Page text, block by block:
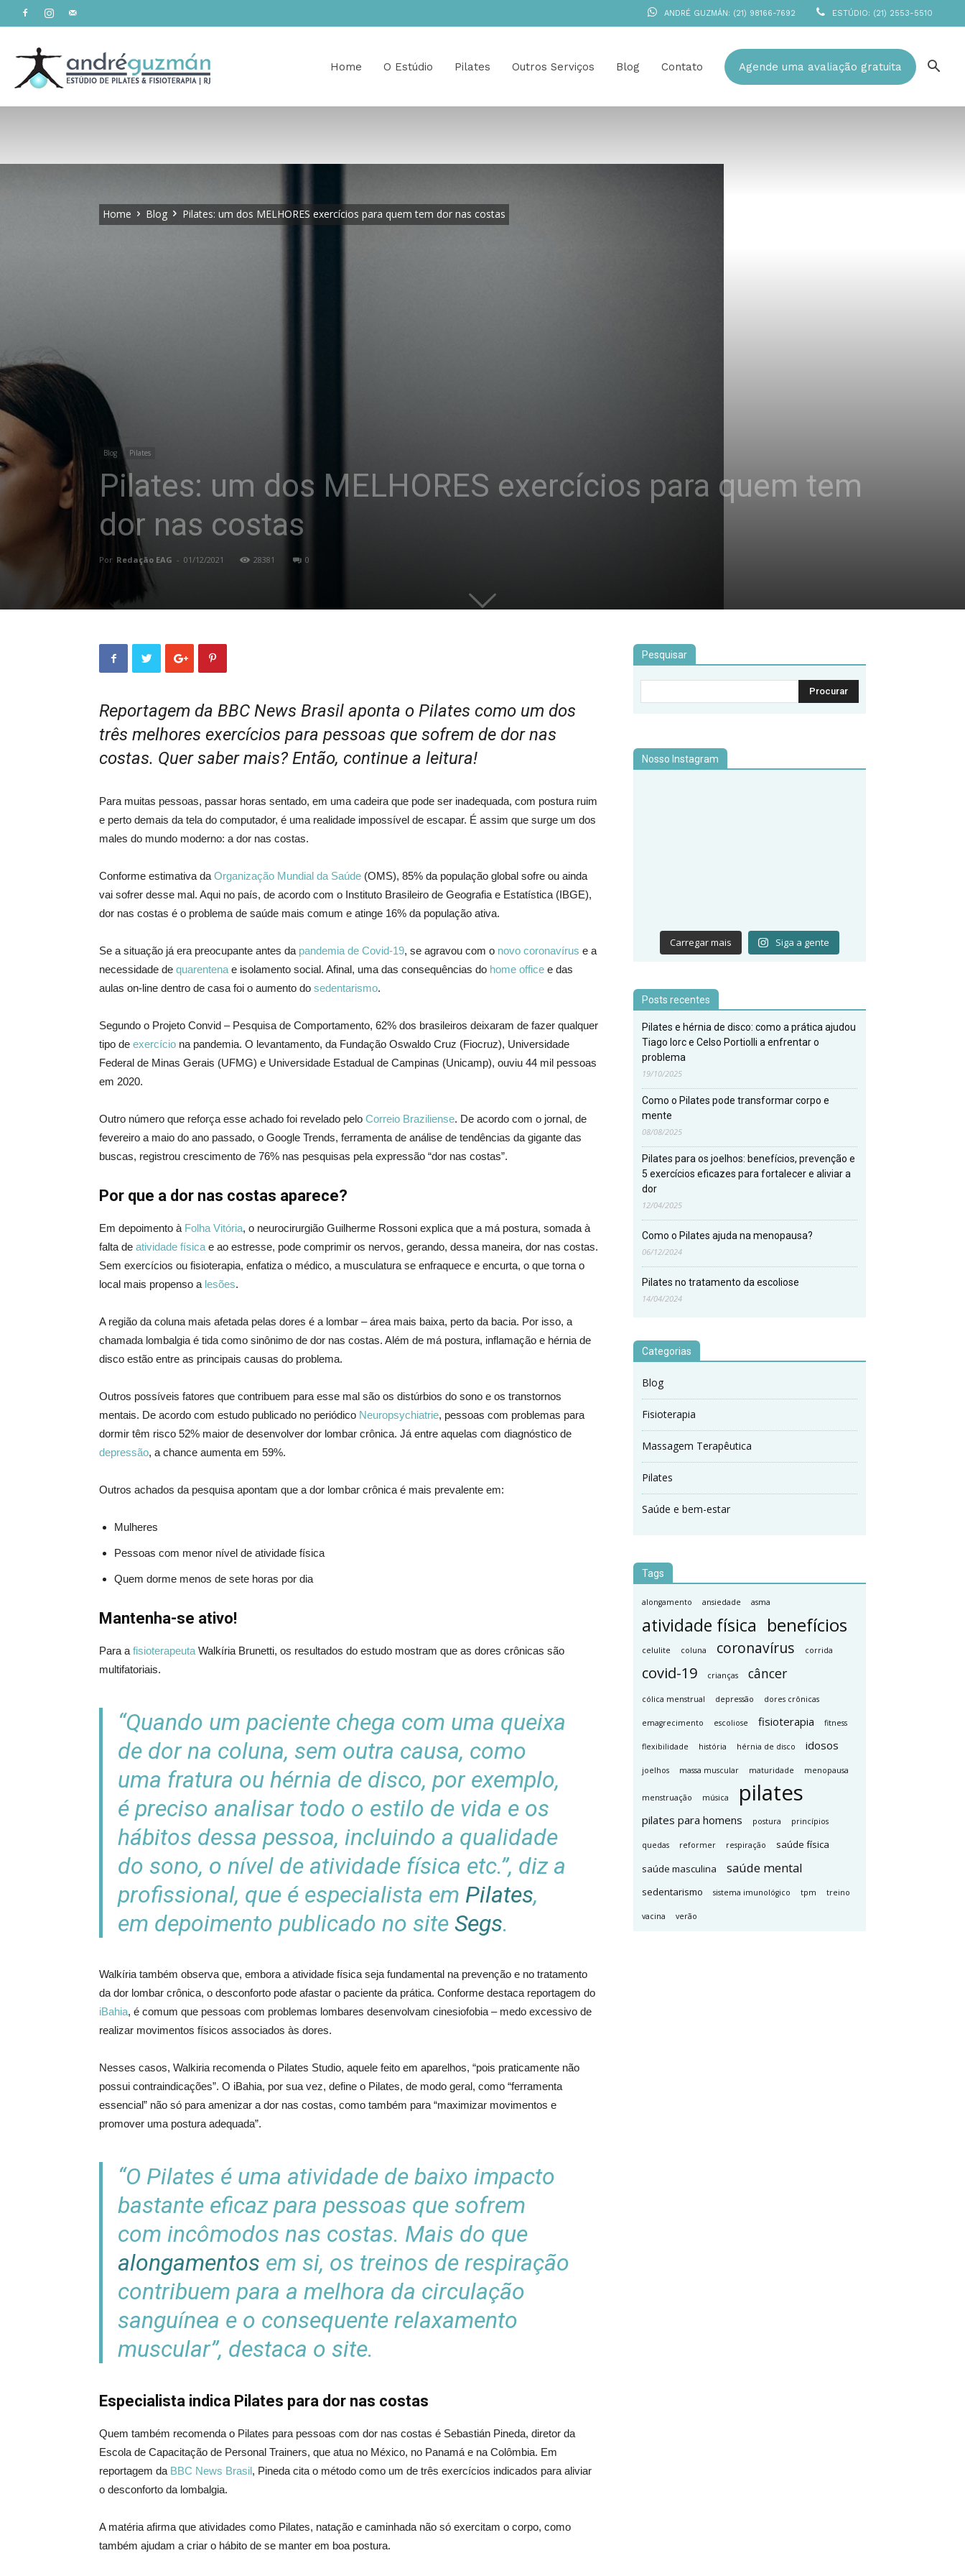
ANDRÉ GUZMÁN: (21) 98166-7692 ESTÚDIO: (21) 2553-5510
Estúdio
Guzmán
Home O Estúdio Pilates Outros Serviços Blog Contato Agende uma avaliação gratuita
Home Blog Pilates: um dos MELHORES exercícios para quem tem dor nas costas
Blog Pilates
Pilates: um dos MELHORES exercícios para quem tem
dor nas costas
Por Redação EAG - 01/12/2021 28381 0
Reportagem da BBC News Brasil aponta o Pilates como um dos
três melhores exercícios para pessoas que sofrem de dor nas
costas. Quer saber mais? Então, continue a leitura!
Para muitas pessoas, passar horas sentado, em uma cadeira que pode ser inadequada, com postura ruim
e perto demais da tela do computador, é uma realidade impossível de escapar. É assim que surge um dos
males do mundo moderno: a dor nas costas.
Conforme estimativa da Organização Mundial da Saúde (OMS), 85% da população global sofre ou ainda
vai sofrer desse mal. Aqui no país, de acordo com o Instituto Brasileiro de Geografia e Estatística (IBGE),
dor nas costas é o problema de saúde mais comum e atinge 16% da população ativa.
Se a situação já era preocupante antes da pandemia de Covid-19, se agravou com o novo coronavírus e a
necessidade de quarentena e isolamento social. Afinal, uma das consequências do home office e das
aulas on-line dentro de casa foi o aumento do sedentarismo.
Segundo o Projeto Convid – Pesquisa de Comportamento, 62% dos brasileiros deixaram de fazer qualquer
tipo de exercício na pandemia. O levantamento, da Fundação Oswaldo Cruz (Fiocruz), Universidade
Federal de Minas Gerais (UFMG) e Universidade Estadual de Campinas (Unicamp), ouviu 44 mil pessoas
em 2020.
Outro número que reforça esse achado foi revelado pelo Correio Braziliense. De acordo com o jornal, de
fevereiro a maio do ano passado, o Google Trends, ferramenta de análise de tendências da gigante das
buscas, registrou crescimento de 76% nas pesquisas pela expressão “dor nas costas”.
Por que a dor nas costas aparece?
Em depoimento à Folha Vitória, o neurocirurgião Guilherme Rossoni explica que a má postura, somada à
falta de atividade física e ao estresse, pode comprimir os nervos, gerando, dessa maneira, dor nas costas.
Sem exercícios ou fisioterapia, enfatiza o médico, a musculatura se enfraquece e encurta, o que torna o
local mais propenso a lesões.
A região da coluna mais afetada pelas dores é a lombar – área mais baixa, perto da bacia. Por isso, a
chamada lombalgia é tida como sinônimo de dor nas costas. Além de má postura, inflamação e hérnia de
disco estão entre as principais causas do problema.
Outros possíveis fatores que contribuem para esse mal são os distúrbios do sono e os transtornos
mentais. De acordo com estudo publicado no periódico Neuropsychiatrie, pessoas com problemas para
dormir têm risco 52% maior de desenvolver dor lombar crônica. Já entre aquelas com diagnóstico de
depressão, a chance aumenta em 59%.
Outros achados da pesquisa apontam que a dor lombar crônica é mais prevalente em:
Mulheres
Pessoas com menor nível de atividade física
Quem dorme menos de sete horas por dia
Mantenha-se ativo!
Para a fisioterapeuta Walkíria Brunetti, os resultados do estudo mostram que as dores crônicas são
multifatoriais.
“Quando um paciente chega com uma queixa
de dor na coluna, sem outra causa, como
uma fratura ou hérnia de disco, por exemplo,
é preciso analisar todo o estilo de vida e os
hábitos dessa pessoa, incluindo a qualidade
do sono, o nível de atividade física etc.”, diz a
profissional, que é especialista em Pilates,
em depoimento publicado no site Segs.
Walkíria também observa que, embora a atividade física seja fundamental na prevenção e no tratamento
da dor lombar crônica, o desconforto pode afastar o paciente da prática. Conforme destaca reportagem do
iBahia, é comum que pessoas com problemas lombares desenvolvam cinesiofobia – medo excessivo de
realizar movimentos físicos associados às dores.
Nesses casos, Walkiria recomenda o Pilates Studio, aquele feito em aparelhos, “pois praticamente não
possui contraindicações”. O iBahia, por sua vez, define o Pilates, de modo geral, como “ferramenta
essencial” não só para amenizar a dor nas costas, como também para “maximizar movimentos e
promover uma postura adequada”.
“O Pilates é uma atividade de baixo impacto
bastante eficaz para pessoas que sofrem
com incômodos nas costas. Mais do que
alongamentos em si, os treinos de respiração
contribuem para a melhora da circulação
sanguínea e o consequente relaxamento
muscular”, destaca o site.
Especialista indica Pilates para dor nas costas
Quem também recomenda o Pilates para pessoas com dor nas costas é Sebastián Pineda, diretor da
Escola de Capacitação de Personal Trainers, que atua no México, no Panamá e na Colômbia. Em
reportagem da BBC News Brasil, Pineda cita o método como um de três exercícios indicados para aliviar
o desconforto da lombalgia.
A matéria afirma que atividades como Pilates, natação e caminhada não só exercitam o corpo, como
também ajudam a criar o hábito de se manter em boa postura.
Pesquisar
Nosso Instagram
Carregar mais Siga a gente
Posts recentes
Pilates e hérnia de disco: como a prática ajudou
Tiago Iorc e Celso Portiolli a enfrentar o
problema
19/10/2025
Como o Pilates pode transformar corpo e
mente
08/08/2025
Pilates para os joelhos: benefícios, prevenção e
5 exercícios eficazes para fortalecer e aliviar a
dor
12/04/2025
Como o Pilates ajuda na menopausa?
06/12/2024
Pilates no tratamento da escoliose
14/04/2024
Categorias
Blog
Fisioterapia
Massagem Terapêutica
Pilates
Saúde e bem-estar
Tags
alongamento ansiedade asma
atividade física benefícios
celulite coluna coronavírus corrida
covid-19 crianças câncer
cólica menstrual depressão dores crônicas
emagrecimento escoliose fisioterapia fitness
flexibilidade história hérnia de disco idosos
joelhos massa muscular maturidade menopausa
menstruação música pilates
pilates para homens postura princípios
quedas reformer respiração
saúde física
saúde masculina
saúde mental
sedentarismo sistema imunológico tpm treino
vacina verão